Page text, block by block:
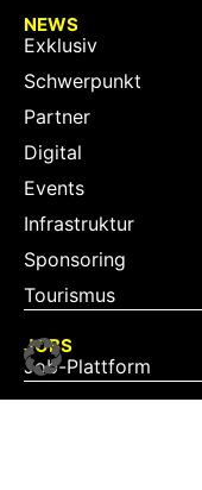
NEWS
Exklusiv
Schwerpunkt
Partner
Digital
Events
Infrastruktur
Sponsoring
Tourismus
JOBS
Job-Plattform